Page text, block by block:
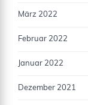
März 2022
Februar 2022
Januar 2022
Dezember 2021